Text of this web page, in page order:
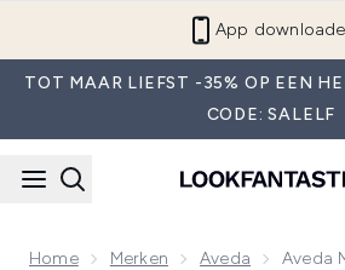
App
TOT MAAR LIEFST -35% OP EEN
CODE: SALELF
Home Merken Aveda Aveda